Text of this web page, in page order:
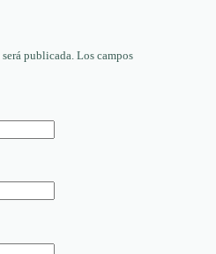
publicada. Los campos